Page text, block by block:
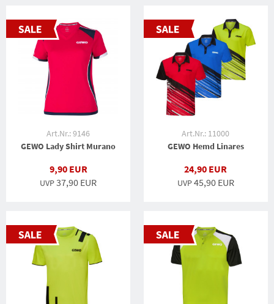
Art.Nr.: 9146
GEWO Lady Shirt Murano
9,90 EUR
UVP37,90 EUR
Art.Nr.: 11000
GEWO Hemd Linares
24,90 EUR
UVP45,90 EUR